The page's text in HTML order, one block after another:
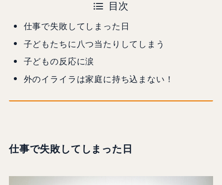
目次
仕事で失敗してしまった日
子どもたちに八つ当たりしてしまう
子どもの反応に涙
外のイライラは家庭に持ち込まない！
仕事で失敗してしまった日